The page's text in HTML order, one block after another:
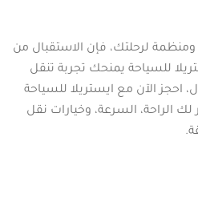
ومنظمة لرحلتك، فإن الاستقبال من
للسياحة يمنحك تجربة تنقل
الآن مع ايستريلا للسياحة
الراحة، السرعة، وخيارات نقل